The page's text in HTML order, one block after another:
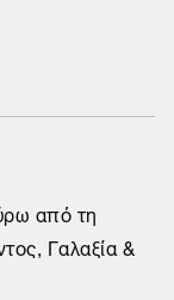
από τη
Γαλαξία &